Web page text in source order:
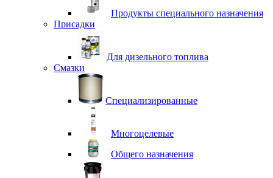
Продукты специального назначения
Присадки
Для дизельного топлива
Смазки
Специализированные
Многоцелевые
Общего назначения